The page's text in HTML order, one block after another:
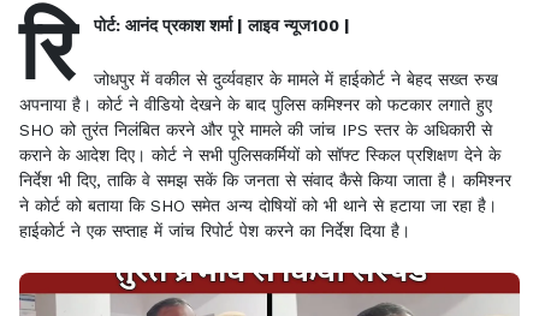
रि पोर्ट: आनंद प्रकाश शर्मा | लाइव न्यूज100 |
जोधपुर में वकील से दुर्व्यवहार के मामले में हाईकोर्ट ने बेहद सख्त रुख
अपनाया है। कोर्ट ने वीडियो देखने के बाद पुलिस कमिश्नर को फटकार लगाते हुए
SHO को तुरंत निलंबित करने और पूरे मामले की जांच IPS स्तर के अधिकारी से
कराने के आदेश दिए। कोर्ट ने सभी पुलिसकर्मियों को सॉफ्ट स्किल प्रशिक्षण देने के
निर्देश भी दिए, ताकि वे समझ सकें कि जनता से संवाद कैसे किया जाता है। कमिश्नर
ने कोर्ट को बताया कि SHO समेत अन्य दोषियों को भी थाने से हटाया जा रहा है।
हाईकोर्ट ने एक सप्ताह में जांच रिपोर्ट पेश करने का निर्देश दिया है।